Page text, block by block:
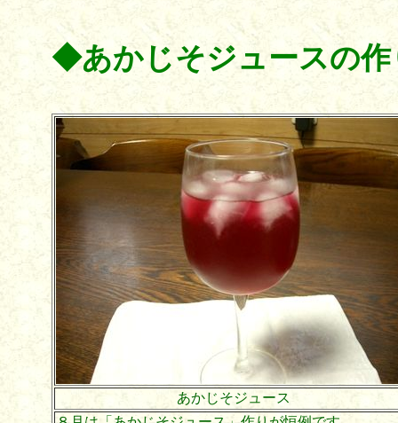
◆あかじそジュースの作
あかじそジュース